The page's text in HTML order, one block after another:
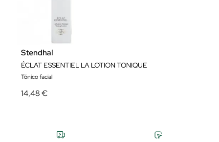
Stendhal
ÉCLAT ESSENTIEL LA LOTION TONIQUE
Tónico facial
14,48 €